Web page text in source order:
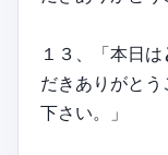
１３、「本日は
だきありがと
下さい。」